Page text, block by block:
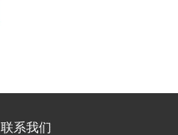
联系我们